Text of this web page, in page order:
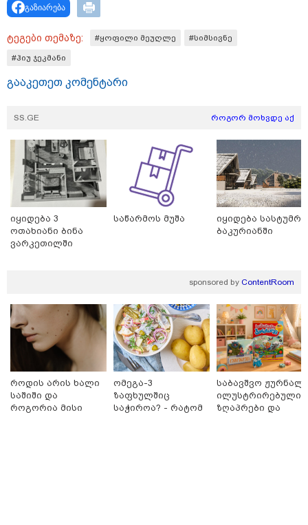
თბილისი - ბუდაპეშტი 942.70
ლარიდან
თბილისი - რომი 1364.80 ლარიდან
მნიშვნელოვანი ინფორმაცია
გაზიარება
ტეგები თემაზე: #ყოფილი მეუღლე #სიმსივნე
#ჰიუ ჯეკმანი
გააკეთეთ კომენტარი
SS.GE როგორ მოხვდე აქ
იყიდება 3
ოთახიანი ბინა
ვარკეთილში
საწარმოს მუშა
იყიდება სასტუმრო
ბაკურიანში
sponsored by ContentRoom
როდის არის ხალი
საშიში და
როგორია მისი
ომეგა-3
ზაფხულშიც
საჭიროა? - რატომ
საბავშვო
ილუსტრირებული
ზღაპრები და